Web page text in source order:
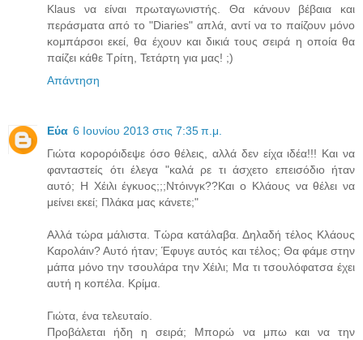
Klaus να είναι πρωταγωνιστής. Θα κάνουν βέβαια και
περάσματα από το "Diaries" απλά, αντί να το παίζουν μόνο
κομπάρσοι εκεί, θα έχουν και δικιά τους σειρά η οποία θα
παίζει κάθε Τρίτη, Τετάρτη για μας! ;)
Απάντηση
Εύα 6 Ιουνίου 2013 στις 7:35 π.μ.
Γιώτα κορορόιδεψε όσο θέλεις, αλλά δεν είχα ιδέα!!! Και να
φανταστείς ότι έλεγα "καλά ρε τι άσχετο επεισόδιο ήταν
αυτό; Η Χέιλι έγκυος;;;Ντόινγκ??Και ο Κλάους να θέλει να
μείνει εκεί; Πλάκα μας κάνετε;"
Αλλά τώρα μάλιστα. Τώρα κατάλαβα. Δηλαδή τέλος Κλάους
Καρολάιν? Αυτό ήταν; Έφυγε αυτός και τέλος; Θα φάμε στην
μάπα μόνο την τσουλάρα την Χέιλι; Μα τι τσουλόφατσα έχει
αυτή η κοπέλα. Κρίμα.
Γιώτα, ένα τελευταίο.
Προβάλεται ήδη η σειρά; Μπορώ να μπω και να την